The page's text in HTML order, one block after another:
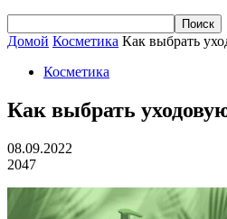
Домой Косметика Как выбрать
Косметика
Как выбрать
08.09.2022
2047